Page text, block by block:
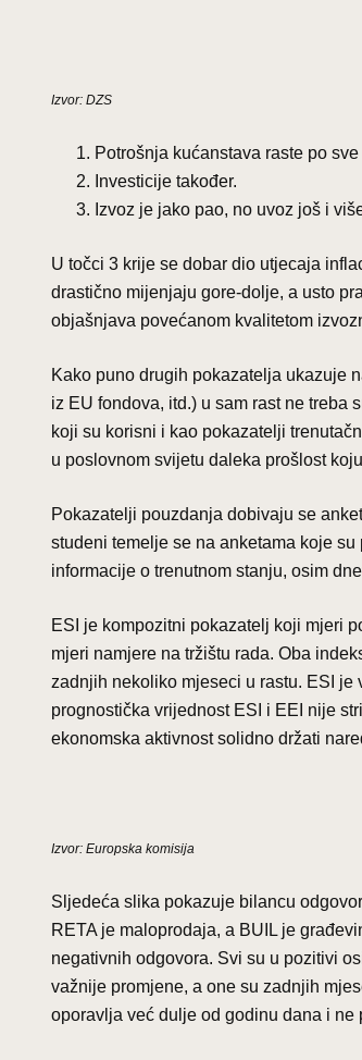
Izvor: DZS
Potrošnja kućanstava raste po
Investicije također.
Izvoz je jako pao, no uvoz još i
U točci 3 krije se dobar dio utjecaja
drastično mijenjaju gore-dolje, a usto
objašnjava povećanom kvalitetom
Kako puno drugih pokazatelja ukazuje
iz EU fondova, itd.) u sam rast ne treba
koji su korisni i kao pokazatelji
u poslovnom svijetu daleka prošlost
Pokazatelji pouzdanja dobivaju se
studeni temelje se na anketama koje
informacije o trenutnom stanju, osim
ESI je kompozitni pokazatelj koji mjeri
mjeri namjere na tržištu rada. Oba
zadnjih nekoliko mjeseci u rastu. ESI je
prognostička vrijednost ESI i EEI nije
ekonomska aktivnost solidno držati
Izvor: Europska komisija
Sljedeća slika pokazuje bilancu
RETA je maloprodaja, a BUIL je
negativnih odgovora. Svi su u pozitivi
važnije promjene, a one su zadnjih
oporavlja već dulje od godinu dana i ne